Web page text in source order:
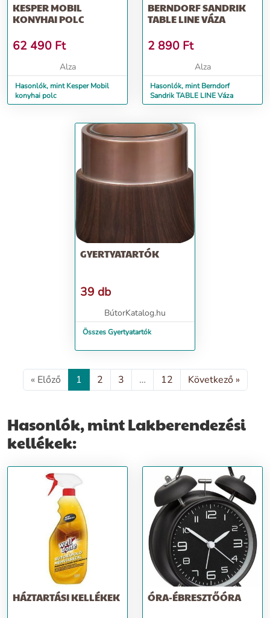
KESPER MOBIL
KONYHAI POLC
62 490 Ft
Alza
Hasonlók, mint Kesper Mobil
konyhai polc
BERNDORF SANDRIK
TABLE LINE VÁZA
2 890 Ft
Alza
Hasonlók, mint Berndorf
Sandrik TABLE LINE Váza
GYERTYATARTÓK
39 db
BútorKatalog.hu
Összes Gyertyatartók
« Előző 1 2 3 … 12 Következő »
Hasonlók, mint Lakberendezési
kellékek:
HÁZTARTÁSI KELLÉKEK ÓRA-ÉBRESZTŐÓRA